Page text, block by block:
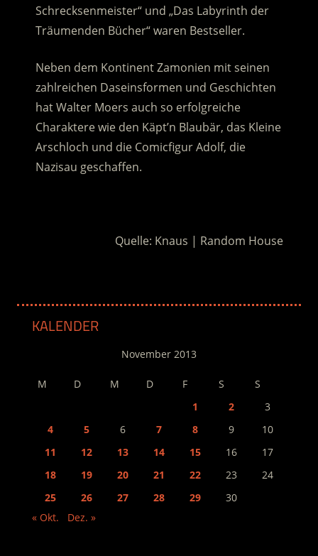
Schrecksenmeister“ und „Das Labyrinth der
Träumenden Bücher“ waren Bestseller.
Neben dem Kontinent Zamonien mit seinen
zahlreichen Daseinsformen und Geschichten
hat Walter Moers auch so erfolgreiche
Charaktere wie den Käpt’n Blaubär, das Kleine
Arschloch und die Comicfigur Adolf, die
Nazisau geschaffen.
Quelle: Knaus | Random House
KALENDER
November 2013
M D M D F S
S
1
2
3
4
5 6 7 8 9
10
11
12 13 14 15 16
17
18
19 20 21 22 23
24
25
26 27 28 29
30
« Okt.
Dez. »